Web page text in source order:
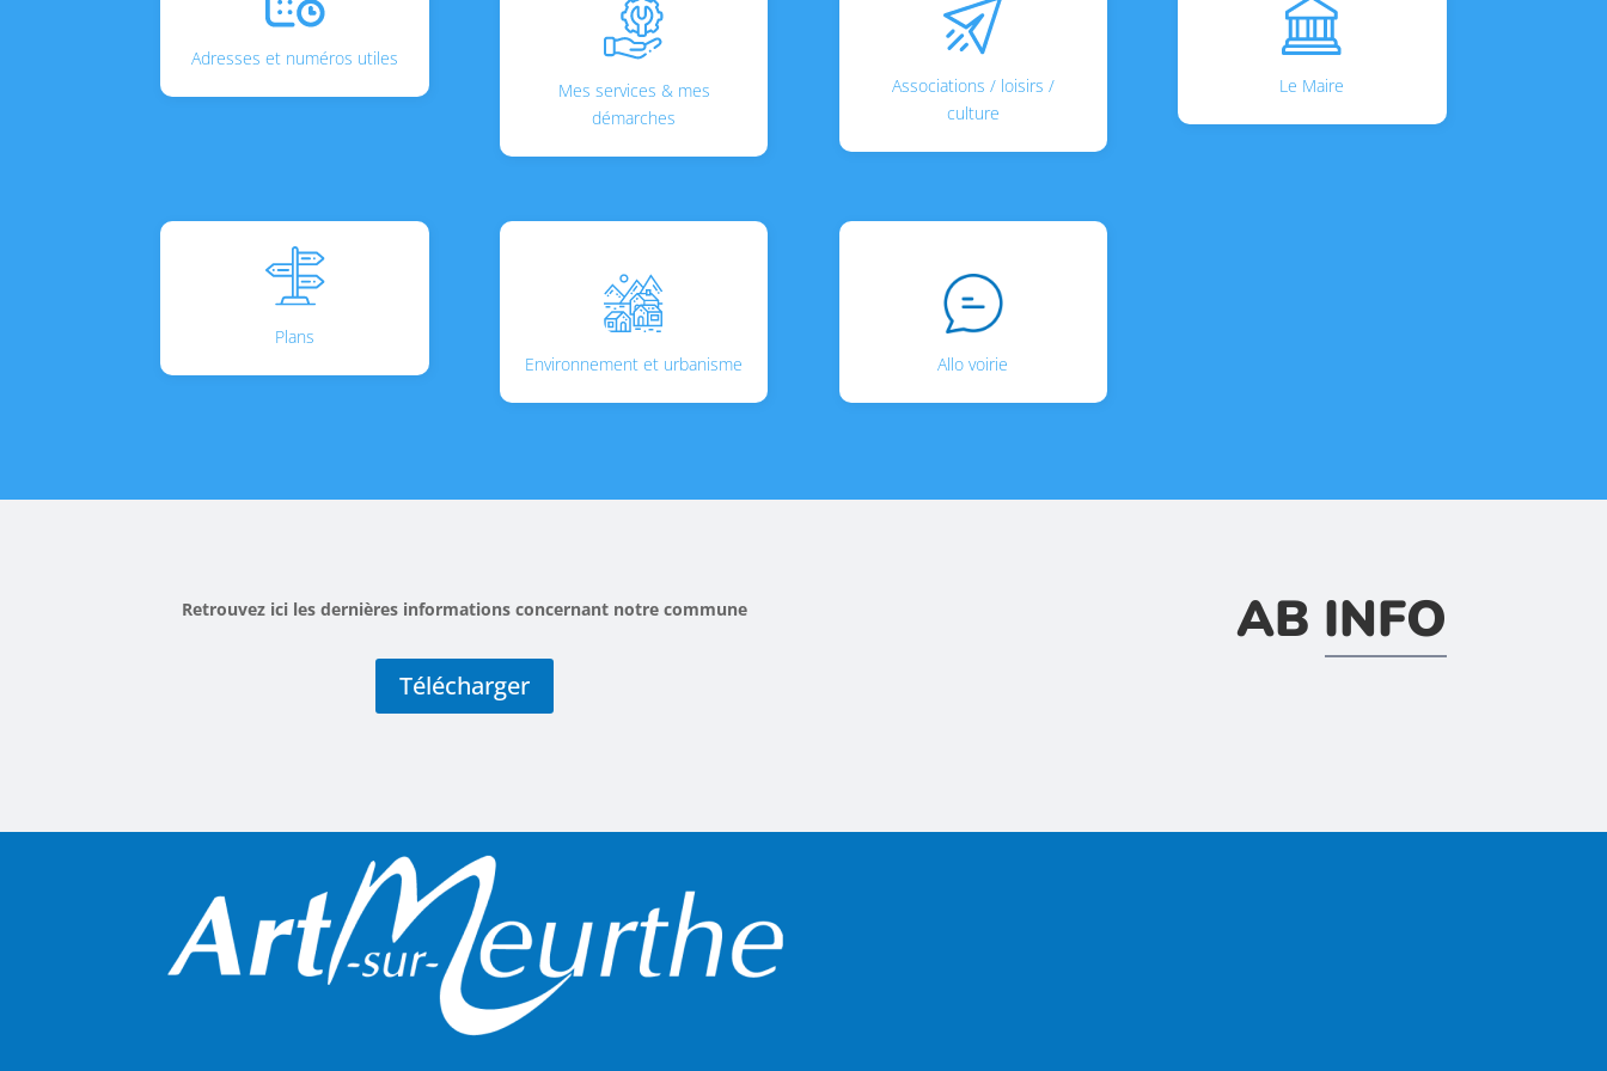
Adresses et numéros utiles
Mes services & mes
démarches
Associations / loisirs /
culture
Le Maire
Plans
Environnement et urbanisme
Allo voirie
Retrouvez ici les dernières informations concernant notre commune
Télécharger
AB INFO